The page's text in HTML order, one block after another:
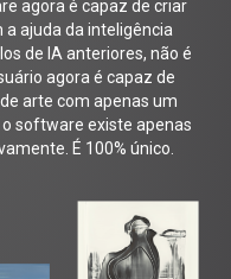
agora é capaz de criar
ajuda da inteligência
de IA anteriores, não é
agora é capaz de
arte com apenas um
software existe apenas
É 100% único.